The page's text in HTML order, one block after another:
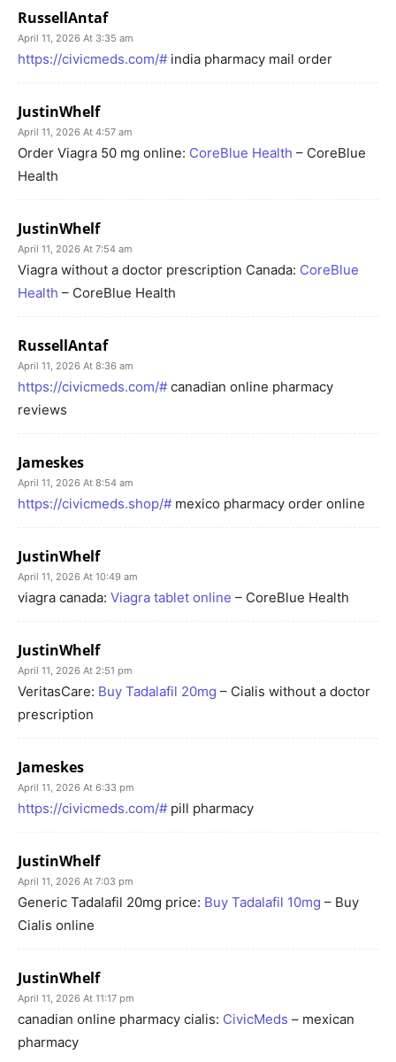
RussellAntaf
April 11, 2026 At 3:35 am
https://civicmeds.com/# india pharmacy mail order
JustinWhelf
April 11, 2026 At 4:57 am
Order Viagra 50 mg online: CoreBlue Health – CoreBlue
Health
JustinWhelf
April 11, 2026 At 7:54 am
Viagra without a doctor prescription Canada: CoreBlue
Health – CoreBlue Health
RussellAntaf
April 11, 2026 At 8:36 am
https://civicmeds.com/# canadian online pharmacy
reviews
Jameskes
April 11, 2026 At 8:54 am
https://civicmeds.shop/# mexico pharmacy order online
JustinWhelf
April 11, 2026 At 10:49 am
viagra canada: Viagra tablet online – CoreBlue Health
JustinWhelf
April 11, 2026 At 2:51 pm
VeritasCare: Buy Tadalafil 20mg – Cialis without a doctor
prescription
Jameskes
April 11, 2026 At 6:33 pm
https://civicmeds.com/# pill pharmacy
JustinWhelf
April 11, 2026 At 7:03 pm
Generic Tadalafil 20mg price: Buy Tadalafil 10mg – Buy
Cialis online
JustinWhelf
April 11, 2026 At 11:17 pm
canadian online pharmacy cialis: CivicMeds – mexican
pharmacy